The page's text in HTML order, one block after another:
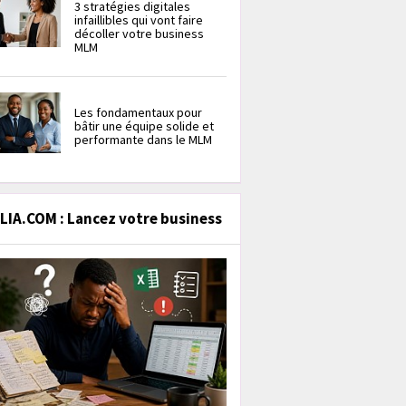
3 stratégies digitales
infaillibles qui vont faire
décoller votre business
MLM
Les fondamentaux pour
bâtir une équipe solide et
performante dans le MLM
: Lancez votre business